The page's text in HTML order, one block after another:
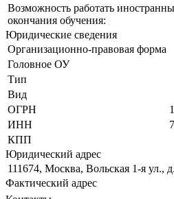
Возможность работать
окончания обучения:
Юридические сведения
Организационно-правовая форма
Головное ОУ
Тип
Вид
ОГРН
ИНН
КПП
Юридический адрес
111674, Москва, Вольская 1-я ул.,
Фактический адрес